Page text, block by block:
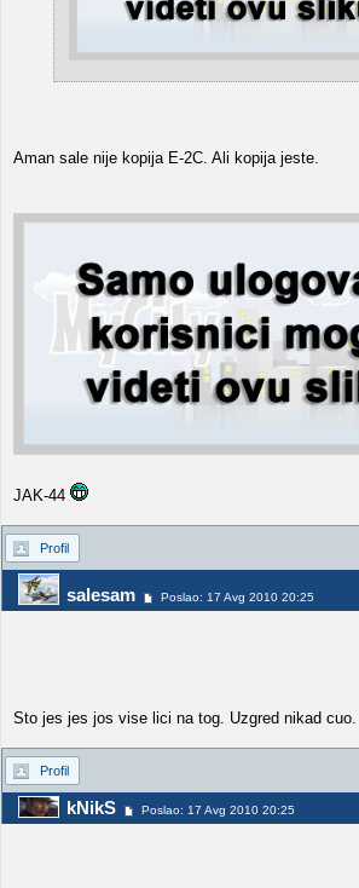
Aman sale nije kopija E-2C. Ali kopija jeste.
JAK-44
Profil
salesam Poslao: 17 Avg 2010 20:25
Sto jes jes jos vise lici na tog. Uzgred nikad cuo.
Profil
kNikS Poslao: 17 Avg 2010 20:25